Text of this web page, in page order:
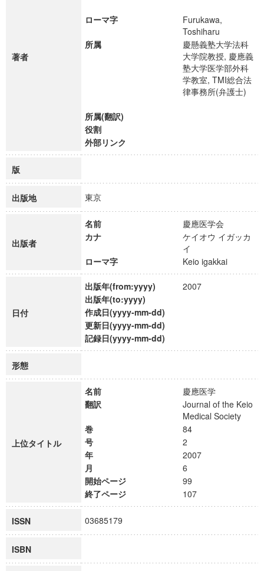
著者
ローマ字
Furukawa,
Toshiharu
所属
慶懸義塾大学法科
大学院教授, 慶應義
塾大学医学部外科
学教室, TMI総合法
律事務所(弁護士)
所属(翻訳)
役割
外部リンク
版
出版地 東京
出版者
名前
慶應医学会
カナ
ケイオウ イガッカ
イ
ローマ字
Keio igakkai
日付
出版年(from:yyyy)
2007
出版年(to:yyyy)
作成日(yyyy-mm-dd)
更新日(yyyy-mm-dd)
記録日(yyyy-mm-dd)
形態
上位タイトル
名前
慶應医学
翻訳
Journal of the Keio
Medical Society
巻
84
号
2
年
2007
月
6
開始ページ
99
終了ページ
107
ISSN 03685179
ISBN